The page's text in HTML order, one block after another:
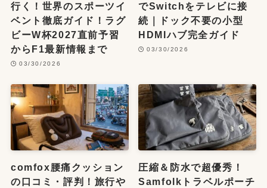
行く！世界のスポーツイ
ベント徹底ガイド！ラグ
ビーW杯2027直前予習
からF1最新情報まで
03/30/2026
でSwitchをテレビに接
続｜ドック不要の小型
HDMIハブ完全ガイド
03/30/2026
comfox腰痛クッション
の口コミ・評判！旅行や
圧縮＆防水で超優秀！
Samfolkトラベルポーチ